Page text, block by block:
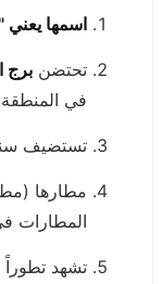
اسمها يعني
تحتضن برج
في المنطقة
تستضيف
مطارها
المطارات
تشهد